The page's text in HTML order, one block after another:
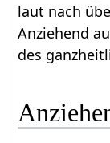
laut nach
Anziehend‏‎ aus dem Geist des Humanismus und
des